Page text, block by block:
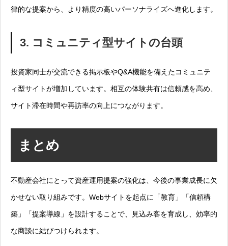
律的な提案から、より精度の高いパーソナライズへ進化します。
3. コミュニティ型サイトの台頭
投資家同士が交流できる掲示板やQ&A機能を備えたコミュニテ
ィ型サイトが増加しています。相互の体験共有は信頼感を高め、
サイト滞在時間や再訪率の向上につながります。
まとめ
不動産会社にとって資産運用提案の強化は、今後の事業成長に欠
かせない取り組みです。Webサイトを起点に「教育」「信頼構
築」「提案導線」を設計することで、見込み客を育成し、効率的
な商談に結びつけられます。